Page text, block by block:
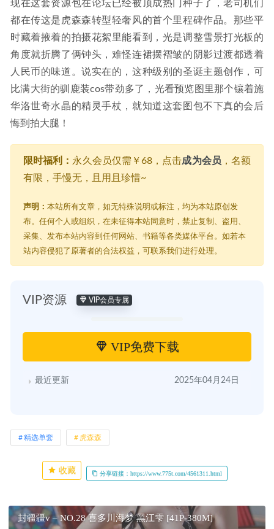
现在这套资源包在论坛已经被顶成热门种子了，老司机们
都在传这是虎森森转型轻奢风的首个里程碑作品。那些平
时藏着掖着的拍摄花絮里能看到，光是调整雪景打光板的
角度就折腾了俩钟头，难怪连裙摆褶皱的阴影过渡都透着
人民币的味道。说实在的，这种级别的圣诞主题创作，可
比满大街的驯鹿装cos带劲多了，光看预览图里那个镶着施
华洛世奇水晶的精灵手杖，就知道这套图包不下真的会后
悔到拍大腿！
限时福利： 永久会员仅需￥68，点击成为会员 ，名额
有限，手慢无，且用且珍惜~
声明： 本站所有文章，如无特殊说明或标注，均为本站原创发
布。任何个人或组织，在未征得本站同意时，禁止复制、盗用、
采集、发布本站内容到任何网站、书籍等各类媒体平台。如若本
站内容侵犯了原著者的合法权益，可联系我们进行处理。
VIP资源 VIP会员专属
VIP免费下载
最近更新 2025年04月24日
精选单套 虎森森
收藏 分享链接：https://www.775t.com/4561311.html
封疆疆v – NO.28 喜多川海梦 黑江雫 [41P-380M]